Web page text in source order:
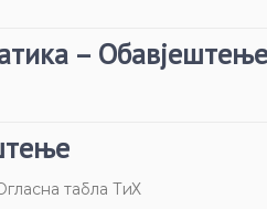
– Обавјештење
табла ТиХ